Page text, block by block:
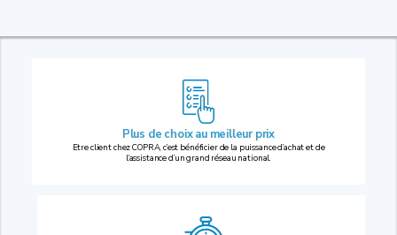
Plus de choix au meilleur prix
Etre client chez COPRA, c’est bénéficier de la puissance d’achat et de
l’assistance d’un grand réseau national.